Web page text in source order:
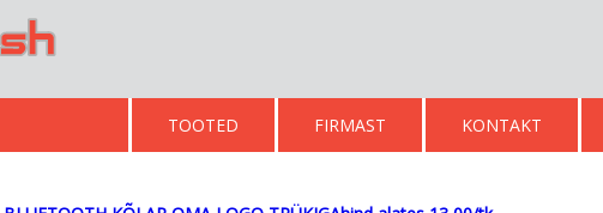
TOOTED FIRMAST KONTAKT